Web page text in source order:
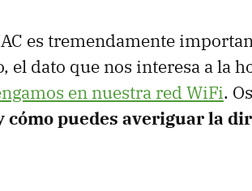
es tremendamente
el dato que nos interesa a la
en nuestra red WiFi.
cómo puedes averiguar la